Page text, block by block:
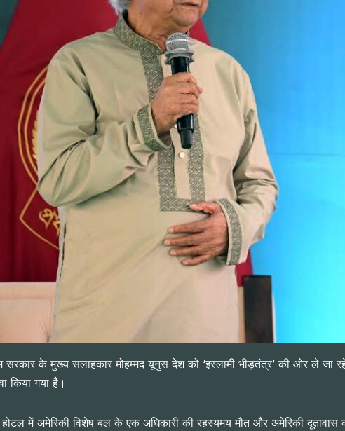
के मुख्य सलाहकार मोहम्मद यूनुस देश को ‘इस्लामी भीड़तंत्र’ की ओर ले
किया गया है।
में अमेरिकी विशेष बल के एक अधिकारी की रहस्यमय मौत और अमेरिकी दूतावास